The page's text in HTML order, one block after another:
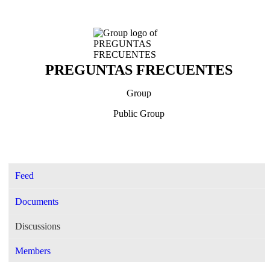
PREGUNTAS FRECUENTES
Group
Public Group
Feed
Documents
Discussions
Members